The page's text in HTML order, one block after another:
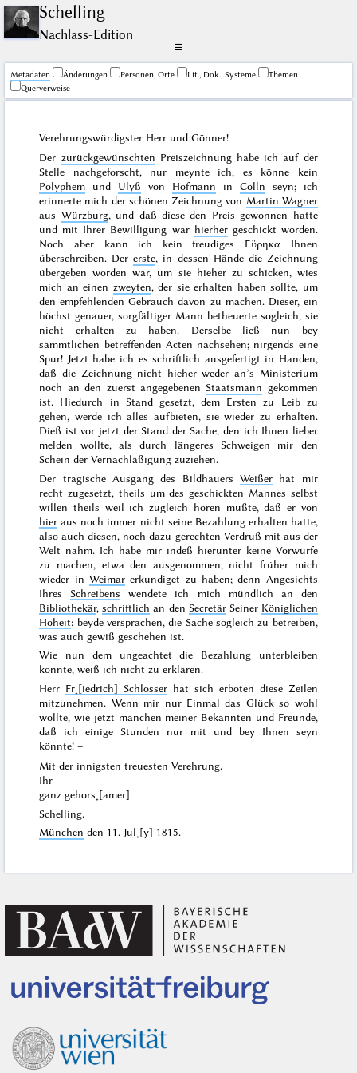
Schelling
Nachlass-Edition
☰
Me­ta­da­ten Änderungen Personen, Orte Lit., Dok., Systeme
Themen
Querverweise
Verehrungswürdigster Herr und Gönner!
Der zurückgewünschten Preiszeichnung habe ich auf der
Stelle nachgeforscht, nur meynte ich, es könne kein
Polyphem und Ulyß von Hofmann in Cölln seyn; ich
erinnerte mich der schönen Zeichnung von Martin Wagner
aus Würzburg, und daß diese den Preis gewonnen hatte
und mit Ihrer Bewilligung war hierhergeschickt worden.
Noch aber kann ich kein freudiges Εὕρηκα Ihnen
überschreiben. Dererste, in dessen Hände die Zeichnung
übergeben worden war, um sie hieher zu schicken, wies
mich an einen zweyten, der sie erhalten haben sollte, um
den empfehlenden Gebrauch davon zu machen. Dieser, ein
höchst genauer, sorgfältiger Mann betheuerte sogleich, sie
nicht erhalten zu haben. Derselbe ließ nun bey
sämmtlichen betreffenden Acten nachsehen; nirgends eine
Spur! Jetzt habe ich es schriftlich ausgefertigt in Handen,
daß die Zeichnung nicht hieherweder an’s Ministerium
noch an den zuerst angegebenenStaatsmann gekommen
ist. Hiedurch in Stand gesetzt, dem Ersten zu Leib zu
gehen, werde ich alles aufbieten, sie wieder zu erhalten.
Dieß ist vor jetzt der Stand der Sache, den ich Ihnen lieber
melden wollte, als durch längeres Schweigen mir den
Schein der Vernachläßigung zuziehen.
Der tragische Ausgangdes BildhauersWeißer hat mir
recht zugesetzt, theils um des geschickten Mannes selbst
willen theils weil ich zugleich hören mußte, daß er von
hier aus noch immer nicht seine Bezahlung erhalten hatte,
also auch diesen, noch dazu gerechten Verdruß mit aus der
Welt nahm. Ich habe mir indeß hierunter keine Vorwürfe
zu machen, etwa den ausgenommen, nicht früher mich
wieder in Weimarerkundiget zu haben; denn Angesichts
Ihres Schreibens wendete ich mich mündlich an den
Bibliothekär,schriftlich an den SecretärSeiner Königlichen
Hoheit: beyde versprachen, die Sache sogleich zu betreiben,
was auch gewiß geschehen ist.
Wie nun dem ungeachtet die Bezahlung unterbleiben
konnte, weiß ich nicht zu erklären.
Herr Fr˖[iedrich] Schlosser hat sich erboten diese Zeilen
mitzunehmen. Wenn mir nur Einmal das Glück so wohl
wollte, wie jetzt manchen meiner Bekannten und Freunde,
daß ich einige Stunden nur mit und bey Ihnen seyn
könnte! –
Mit der innigsten treuesten Verehrung.
Ihr
ganz gehors˖[amer]
Schelling.
München den 11. Jul˖[y] 1815.